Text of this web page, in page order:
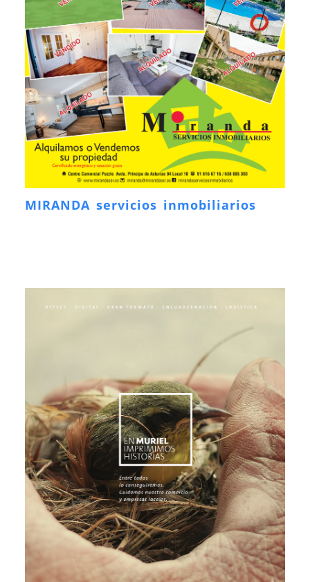
MIRANDA servicios inmobiliarios